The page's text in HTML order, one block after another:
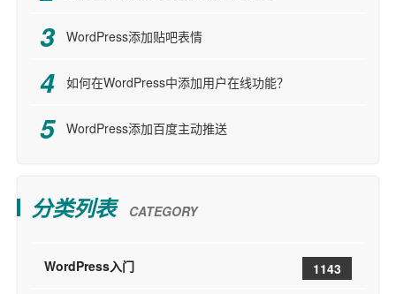
WordPress添加贴吧表情
如何在WordPress中添加用户在线功能？
WordPress添加百度主动推送
分类列表 CATEGORY
WordPress入门 1143